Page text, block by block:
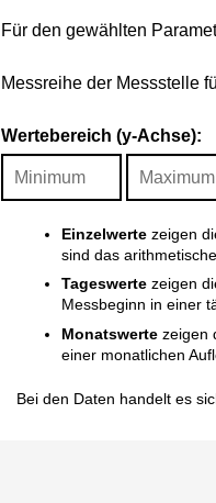
Für den gewählten
Messreihe der Messstelle
Wertebereich (y-Achse):
Einzelwertezeigen
sind das
Tageswertezeigen
Messbeginn in einer
Monatswertezeigen
einer monatlichen
Bei den Daten handelt es